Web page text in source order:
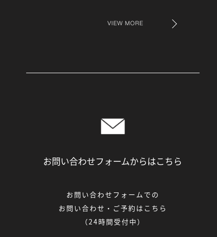
VIEW MORE
お問い合わせフォームからはこちら
お問い合わせフォームでの
お問い合わせ・ご予約はこちら
（24時間受付中）